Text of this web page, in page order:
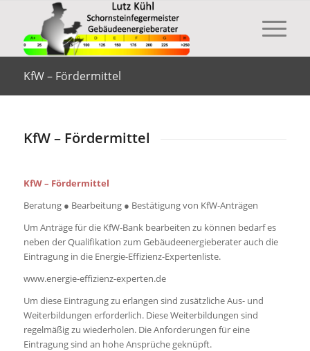
KfW – Fördermittel
KfW – Fördermittel
KfW – Fördermittel
Beratung ● Bearbeitung ● Bestätigung von KfW-Anträgen
Um Anträge für die KfW-Bank bearbeiten zu können bedarf es
neben der Qualifikation zum Gebäudeenergieberater auch die
Eintragung in die Energie-Effizienz-Expertenliste.
www.energie-effizienz-experten.de
Um diese Eintragung zu erlangen sind zusätzliche Aus- und
Weiterbildungen erforderlich. Diese Weiterbildungen sind
regelmäßig zu wiederholen. Die Anforderungen für eine
Eintragung sind an hohe Ansprüche geknüpft.